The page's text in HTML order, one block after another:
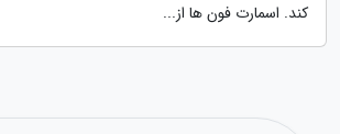
کند. اسمارت فون ها از...